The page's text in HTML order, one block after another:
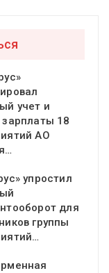
учет и
зарплаты 18
АО
упростил
для
группы